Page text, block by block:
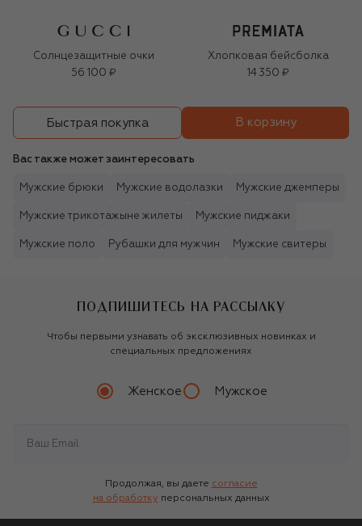
Солнцезащитные очки
56 100 ₽
Хлопковая бейсболка
14 350 ₽
Быстрая покупка В корзину
Вас также может заинтересовать
Мужские брюки Мужские водолазки Мужские джемперы
Мужские трикотажыне жилеты Мужские пиджаки
Мужские поло Рубашки для мужчин Мужские свитеры
ПОДПИШИТЕСЬ НА РАССЫЛКУ
Чтобы первыми узнавать об эксклюзивных новинках и
специальных предложениях
Женское Мужское
Продолжая, вы даете согласие
на обработку персональных данных